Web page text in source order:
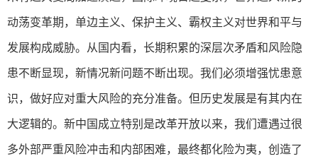
动荡变革期，单边主义、保护主义、霸权主义对世界和平与
发展构成威胁。从国内看，长期积累的深层次矛盾和风险隐
患不断显现，新情况新问题不断出现。我们必须增强忧患意
识，做好应对重大风险的充分准备。但历史发展是有其内在
大逻辑的。新中国成立特别是改革开放以来，我们遭遇过很
多外部严重风险冲击和内部困难，最终都化险为夷，创造了